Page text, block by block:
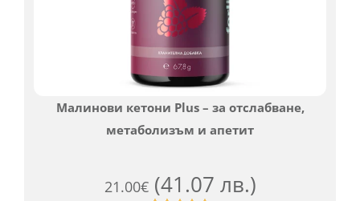
Малинови кетони Plus – за отслабване,
метаболизъм и апетит
21.00€ (41.07 лв.)